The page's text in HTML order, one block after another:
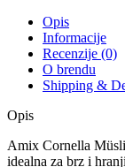
Opis
Informacije
Recenzije (0)
O brendu
Shipping &
Opis
Amix Cornella
idealna za brz i